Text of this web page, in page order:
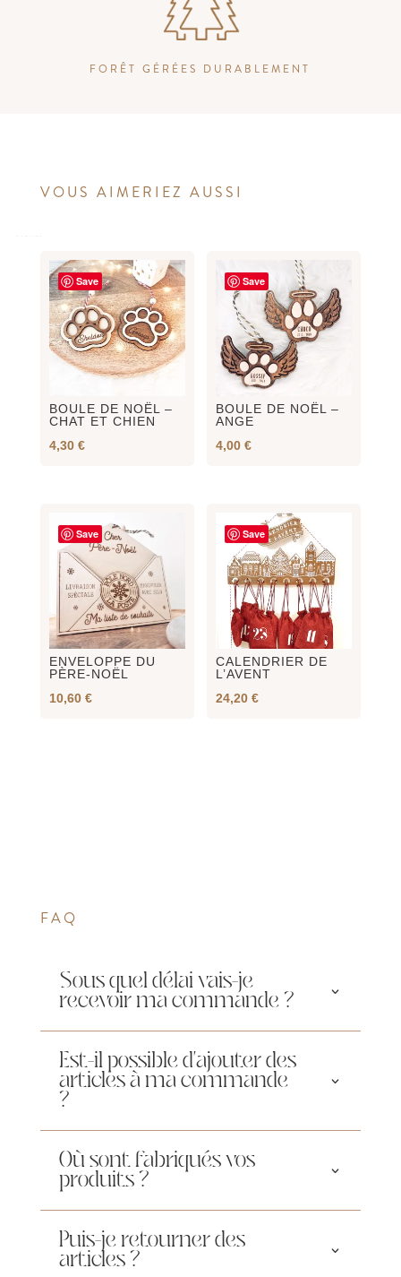
FORÊT GÉRÉES DURABLEMENT
VOUS AIMERIEZ AUSSI
Save
BOULE DE NOËL –
CHAT ET CHIEN
4,30 €
Save
BOULE DE NOËL –
ANGE
4,00€
Save
ENVELOPPE DU
PÈRE-NOËL
10,60 €
Save
CALENDRIER DE
L’AVENT
24,20€
FAQ
Sous quel délai vais-je
recevoir ma commande ?
Est-il possible d'ajouter des
articles à ma commande
?
Où sont fabriqués vos
produits ?
Puis-je retourner des
articles ?